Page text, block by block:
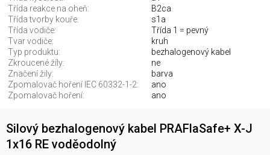
Třída reakce na oheň:
B2ca
Třída tvorby kouře:
s1a
Třída vodiče:
Třída 1 = pevný
Tvar vodiče:
kruh
Typ produktu:
bezhalogenový kabel
Zkroucené žíly:
ne
Značení žily:
barva
Zpomalovač hoření IEC 60332-1-2:
ano
Zpomalovač hoření:
ano
Silový bezhalogenový kabel PRAFlaSafe+ X-J
1x16 RE voděodolný